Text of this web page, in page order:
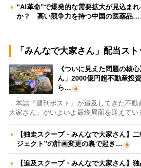
“AI革命”で爆発的な需要拡大が見込ま
か？ 高い競争力を持つ中国の医薬品…
「みんなで大家さん」配当ス
《ついに見えた問題の核
ん」2000億円超不動産投
ら…
本誌『週刊ポスト』が追及してきた不動
大家さん」がいよいよ最終局面を迎えてい
【独走スクープ・みんなで大家さん】
ジェクト”の計画変更の裏で起き…
【追及スクープ・みんなで大家さん】